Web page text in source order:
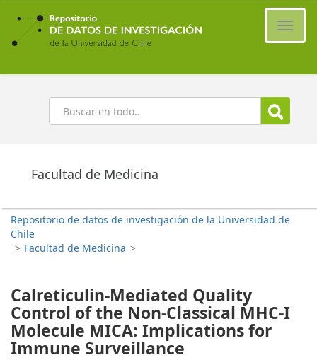
Ir
contenido
principal
Buscar
Facultad de Medicina
Repositorio de datos de investigación de la Universidad de
Chile
> Facultad de Medicina >
Calreticulin-Mediated Quality
Control of the Non-Classical MHC-I
Molecule MICA: Implications for
Immune Surveillance